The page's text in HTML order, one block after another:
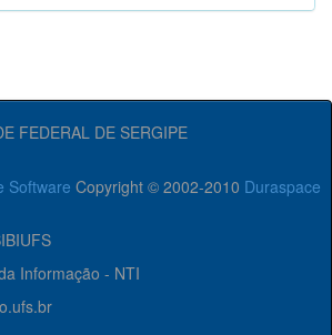
FEDERAL DE SERGIPE
Software Copyright © 2002-2010 Duraspace
Informação - NTI